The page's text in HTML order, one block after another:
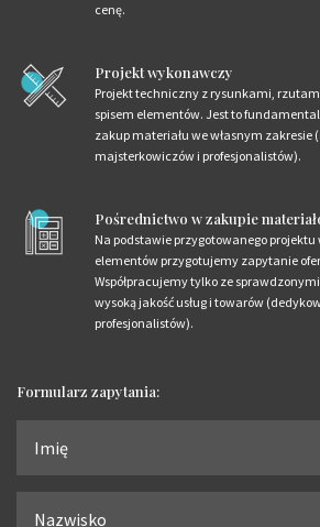
cenę.
Projekt wykonawczy
Projekt techniczny z rysunkami,
spisem elementów. Jest to
zakup materiału we własnym zakresie
majsterkowiczów i profesjonalistów).
Pośrednictwo w zakupie
Na podstawie przygotowanego
elementów przygotujemy zapytanie
Współpracujemy tylko ze
wysoką jakość usług i towarów
profesjonalistów).
Formularz zapytania: